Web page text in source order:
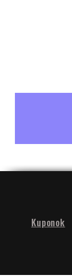
Kuponok